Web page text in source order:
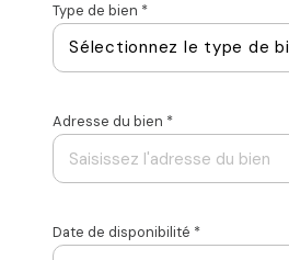
Type de bien *
Sélectionnez le type de
Adresse du bien *
Date de disponibilité *